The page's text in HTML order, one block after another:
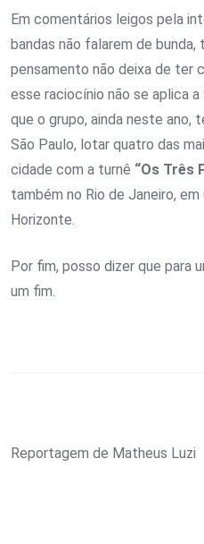
Em comentários leigos pela
bandas não falarem de bunda,
pensamento não deixa de ter
esse raciocínio não se aplica a
que o grupo, ainda neste ano,
São Paulo, lotar quatro das
cidade com a turnê “Os Três
também no Rio de Janeiro,
Horizonte.
Por fim, posso dizer que para
um fim.
Reportagem de Matheus Luzi